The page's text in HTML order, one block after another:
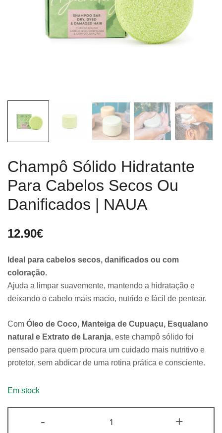
Champô Sólido Hidratante
Para Cabelos Secos Ou
Danificados | NAUA
12.90€
Ideal para cabelos secos, danificados ou com
coloração.
Ajuda a limpar suavemente, mantendo a hidratação e
deixando o cabelo mais macio, nutrido e fácil de pentear.
Com Óleo de Coco, Manteiga de Cupuaçu, Esqualano
natural e Extrato de Laranja, este champô sólido foi
pensado para quem procura um cuidado mais nutritivo e
protetor, sem abdicar de uma rotina prática e consciente.
Em stock
-
de
+